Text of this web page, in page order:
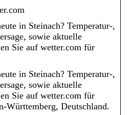
in Steinach? Temperatur-,
sowie aktuelle
Sie auf wetter.com für
in Steinach? Temperatur-,
sowie aktuelle
Sie auf wetter.com für
Württemberg, Deutschland.